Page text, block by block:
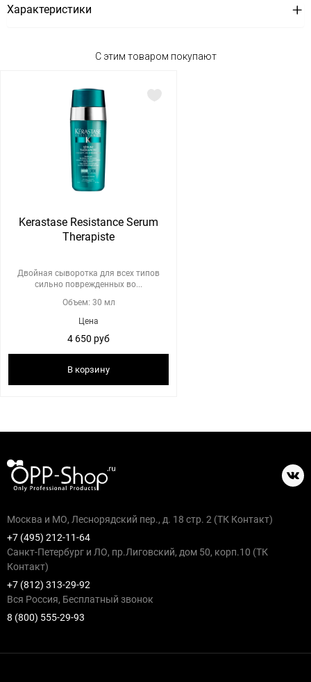
Характеристики
С этим товаром покупают
Kerastase Resistance Serum
Therapiste
Двойная сыворотка для всех типов
сильно поврежденных во...
Объем: 30 мл
Цена
4 650 руб
В корзину
Москва и МО, Леснорядский пер., д. 18 стр. 2 (ТК Контакт)
+7 (495) 212-11-64
Санкт-Петербург и ЛО, пр.Лиговский, дом 50, корп.10 (ТК
Контакт)
+7 (812) 313-29-92
Вся Россия, Бесплатный звонок
8 (800) 555-29-93